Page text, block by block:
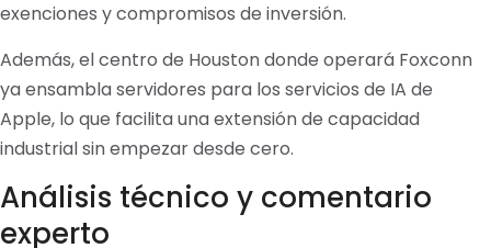
exenciones y compromisos de inversión.
Además, el centro de Houston donde operará Foxconn
ya ensambla servidores para los servicios de IA de
Apple, lo que facilita una extensión de capacidad
industrial sin empezar desde cero.
Análisis técnico y comentario
experto